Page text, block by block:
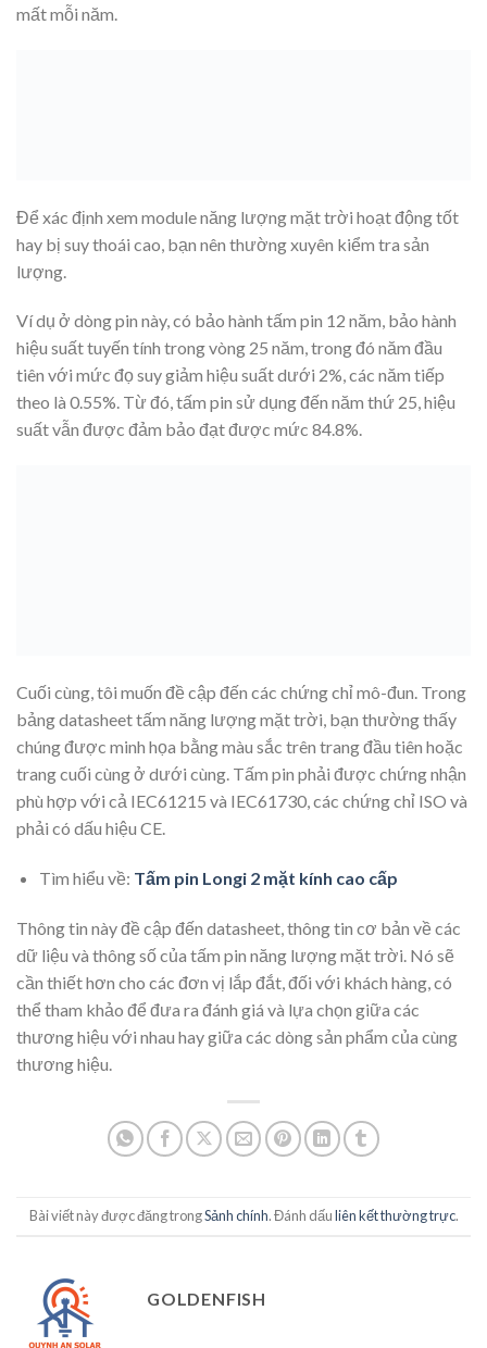
mất mỗi năm.
Để xác định xem module năng lượng mặt trời hoạt động tốt
hay bị suy thoái cao, bạn nên thường xuyên kiểm tra sản
lượng.
Ví dụ ở dòng pin này, có bảo hành tấm pin 12 năm, bảo hành
hiệu suất tuyến tính trong vòng 25 năm, trong đó năm đầu
tiên với mức đọ suy giảm hiệu suất dưới 2%, các năm tiếp
theo là 0.55%. Từ đó, tấm pin sử dụng đến năm thứ 25, hiệu
suất vẫn được đảm bảo đạt được mức 84.8%.
Cuối cùng, tôi muốn đề cập đến các chứng chỉ mô-đun. Trong
bảng datasheet tấm năng lượng mặt trời, bạn thường thấy
chúng được minh họa bằng màu sắc trên trang đầu tiên hoặc
trang cuối cùng ở dưới cùng. Tấm pin phải được chứng nhận
phù hợp với cả IEC61215 và IEC61730, các chứng chỉ ISO và
phải có dấu hiệu CE.
Tìm hiểu về: Tấm pin Longi 2 mặt kính cao cấp
Thông tin này đề cập đến datasheet, thông tin cơ bản về các
dữ liệu và thông số của tấm pin năng lượng mặt trời. Nó sẽ
cần thiết hơn cho các đơn vị lắp đắt, đối với khách hàng, có
thể tham khảo để đưa ra đánh giá và lựa chọn giữa các
thương hiệu với nhau hay giữa các dòng sản phẩm của cùng
thương hiệu.
Bài viết này được đăng trongSảnh chính. Đánh dấuliên kết thường trực.
GOLDENFISH